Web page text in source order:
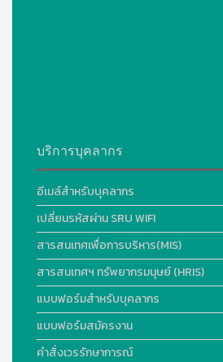
บริการบุคลากร
อีเมล์สำหรับบุคลากร
เปลี่ยนรหัสผ่าน SRU WIFI
สารสนเทศเพื่อการบริหาร(MIS)
สารสนเทศฯ ทรัพยากรมนุษย์ (HRIS)
แบบฟอร์มสำหรับบุคลากร
แบบฟอร์มสมัครงาน
คำสั่งเวรรักษาการณ์